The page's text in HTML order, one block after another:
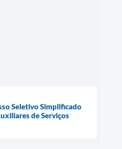
Seletivo Simplificado
de Serviços